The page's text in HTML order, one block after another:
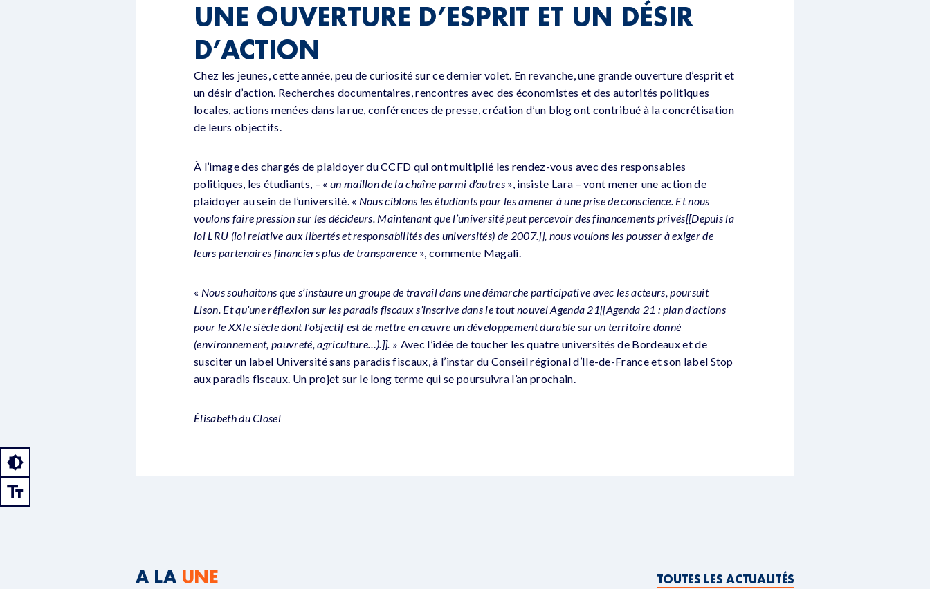
UNE OUVERTURE D’ESPRIT ET UN DÉSIR
D’ACTION
Chez les jeunes, cette année, peu de curiosité sur ce dernier volet. En revanche, une grande ouverture d’esprit et
un désir d’action. Recherches documentaires, rencontres avec des économistes et des autorités politiques
locales, actions menées dans la rue, conférences de presse, création d’un blog ont contribué à la concrétisation
de leurs objectifs.
À l’image des chargés de plaidoyer du CCFD qui ont multiplié les rendez-vous avec des responsables
politiques, les étudiants, – « un maillon de la chaîne parmi d’autres », insiste Lara – vont mener une action de
plaidoyer au sein de l’université. « Nous ciblons les étudiants pour les amener à une prise de conscience. Et nous
voulons faire pression sur les décideurs. Maintenant que l’université peut percevoir des financements privés[[Depuis la
loi LRU (loi relative aux libertés et responsabilités des universités) de 2007.]], nous voulons les pousser à exiger de
leurs partenaires financiers plus de transparence », commente Magali.
« Nous souhaitons que s’instaure un groupe de travail dans une démarche participative avec les acteurs, poursuit
Lison. Et qu’une réflexion sur les paradis fiscaux s’inscrive dans le tout nouvel Agenda 21[[Agenda 21 : plan d’actions
pour le XXIe siècle dont l’objectif est de mettre en œuvre un développement durable sur un territoire donné
(environnement, pauvreté, agriculture…).]]. » Avec l’idée de toucher les quatre universités de Bordeaux et de
susciter un label Université sans paradis fiscaux, à l’instar du Conseil régional d’Ile-de-France et son label Stop
aux paradis fiscaux. Un projet sur le long terme qui se poursuivra l’an prochain.
Élisabeth du Closel
A LA UNE TOUTES LES ACTUALITÉS